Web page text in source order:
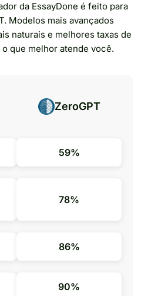
da EssayDone é feito para
Modelos mais avançados
naturais e melhores taxas de
que melhor atende você.
ZeroGPT
59%
78%
86%
90%